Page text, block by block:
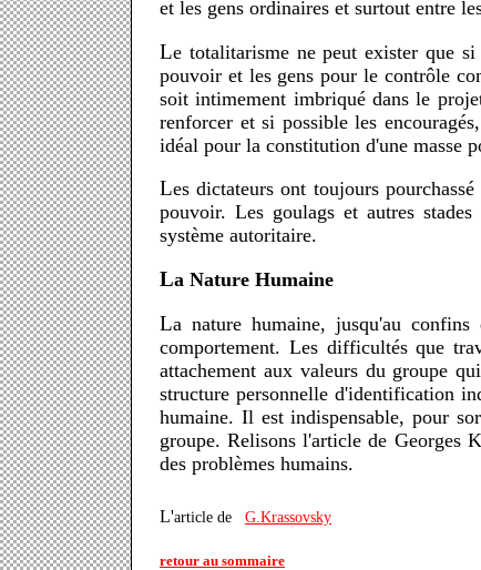
et les gens ordinaires et surtout entre
Le totalitarisme ne peut exister que si toutes les instances de la société depuis les associations jusqu'aux communes jouent le rôle d'intermédiaire entre le
pouvoir et les gens pour le contrôle
soit intimement imbriqué dans le
renforcer et si possible les
idéal pour la constitution d'une masse
Les dictateurs ont toujours pourchassé les individus disposant du fond de leurs propres ressources car ces gens sont les plus réfractaires aux injonctions du
pouvoir. Les goulags et autres
système autoritaire.
La Nature Humaine
La nature humaine, jusqu'au confins des années soixante, a été modelée, forgée par le groupe qui lui a dicté son appartenance, son identité et son
comportement. Les difficultés que
attachement aux valeurs du groupe
structure personnelle d'identification
humaine. Il est indispensable, pour
groupe. Relisons l'article de Georges
des problèmes humains.
L'article de G.Krassovsky
retour au sommaire